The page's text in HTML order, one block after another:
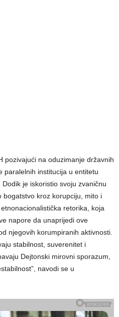
pozivajući na oduzimanje državnih
paralelnih institucija u entitetu
je iskoristio svoju zvaničnu
bogatstvo kroz korupciju, mito i
retorika, koja
napore da unaprijedi ove
njegovih korumpiranih aktivnosti.
stabilnost, suverenitet i
Dejtonski mirovni sporazum,
navodi se u